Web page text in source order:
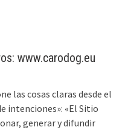
www.carodog.eu
las cosas claras desde el
intenciones»: «El Sitio
generar y difundir